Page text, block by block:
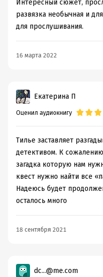
Год издания:2021
Дата поступления:22
Переводчик:Римма Генкина
Интересный сюжет,
развязка необычная и
для прослушивания.
16 марта 2022
Екатерина П
Оценил аудиокнигу
Тилье заставляет
детективом. К
загадка которую нам
квест нужно найти все
Надеюсь будет
осталось много
18 сентября 2021
dc...@me.com